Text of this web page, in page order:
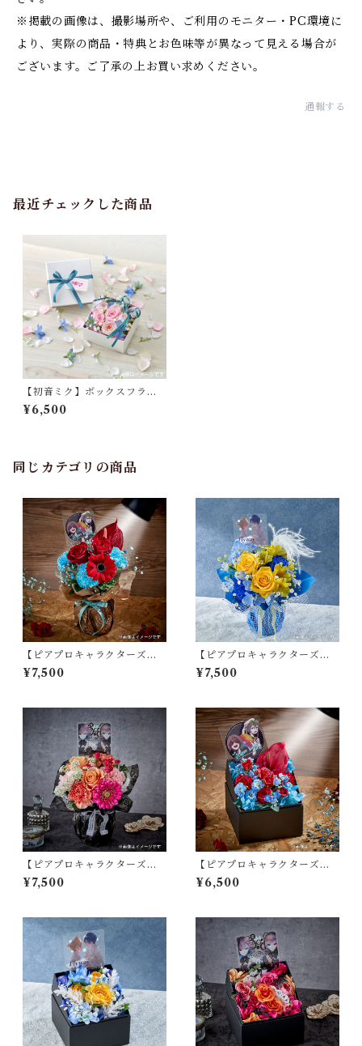
※掲載の画像は、撮影場所や、ご利用のモニター・PC環境に
より、実際の商品・特典とお色味等が異なって見える場合が
ございます。ご了承の上お買い求めください。
通報する
最近チェックした商品
【初音ミク】ボックスフラワ
ーアレンジメント
¥6,500
同じカテゴリの商品
【ピアプロキャラクターズ】
スタンディングブーケ／「ジ
ターバグ」
¥7,500
【ピアプロキャラクターズ】
スタンディングブーケ／「Fly
way」
¥7,500
【ピアプロキャラクターズ】
スタンディングブーケ／「AN
TI THE∞HOLiC」
¥7,500
【ピアプロキャラクターズ】
ボックスフラワーアレンジメ
ント／「ジターバグ」
¥6,500